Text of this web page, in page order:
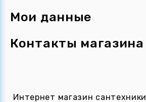
Мои данные
Контакты магазина
Интернет магазин сантехники